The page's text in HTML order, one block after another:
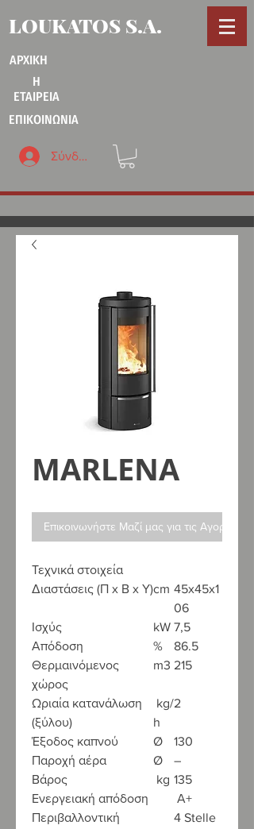
LOUKATOS S.A.
ΑΡΧΙΚΗ
Η
ΕΤΑΙΡΕΙΑ
ΕΠΙΚΟΙΝΩΝΙΑ
Σύνδεση
MARLENA
Επικοινωνήστε Μαζί μας για τις Αγορές σας
Τεχνικά στοιχεία
Διαστάσεις (Π x Β x Υ)cm 45x45x1
06
Ισχύς
kW 7,5
Απόδοση
%
86.5
Θερμαινόμενος
χώρος
m3 215
Ωριαία κατανάλωση
(ξύλου)
kg/
h
2
Έξοδος καπνού Ø
130
Παροχή αέρα
Ø
–
Βάρος
kg 135
Ενεργειακή απόδοση
Α+
Περιβαλλοντική
4 Stelle